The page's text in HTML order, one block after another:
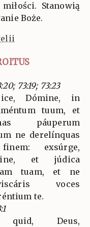
Stanowią
Boże.
73:19; 73:23
Dómine, in
tuum, et
páuperum
ne derelínquas
exsúrge,
et júdica
tuam, et ne
voces
te.
Deus,